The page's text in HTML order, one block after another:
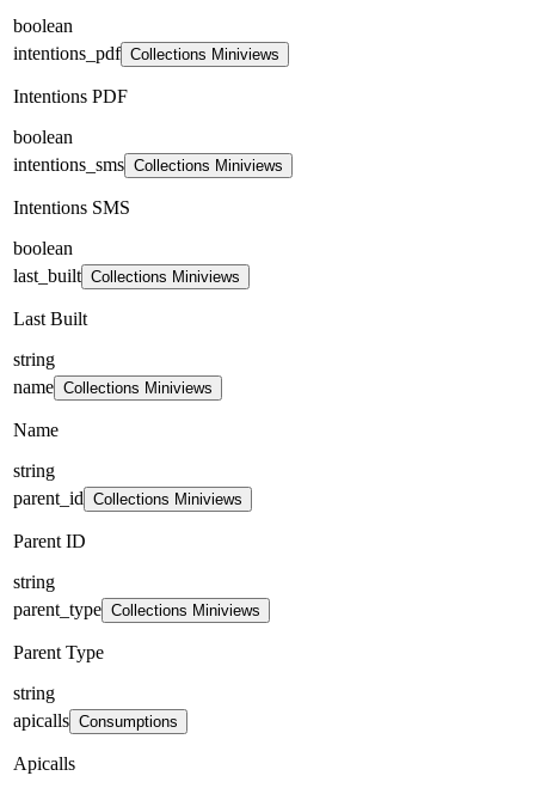
boolean
intentions_pdf Collections Miniviews
Intentions PDF
boolean
intentions_sms Collections Miniviews
Intentions SMS
boolean
last_built Collections Miniviews
Last Built
string
name Collections Miniviews
Name
string
parent_id Collections Miniviews
Parent ID
string
parent_type Collections Miniviews
Parent Type
string
apicalls Consumptions
Apicalls